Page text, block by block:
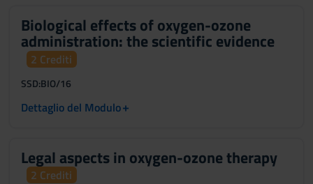
Biological effects of oxygen-ozone
administration: the scientific evidence
2 Crediti
SSD:BIO/16
Dettaglio del Modulo+
Legal aspects in oxygen-ozone therapy
2 Crediti